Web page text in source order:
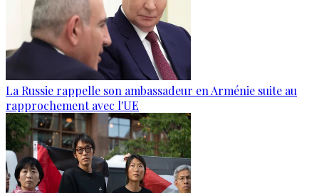
La Russie rappelle son ambassadeur en Arménie suite au
rapprochement avec l'UE